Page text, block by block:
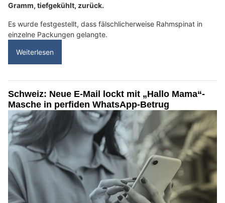
Gramm, tiefgekühlt, zurück.
Es wurde festgestellt, dass fälschlicherweise Rahmspinat in
einzelne Packungen gelangte.
Weiterlesen
Schweiz: Neue E-Mail lockt mit „Hallo Mama“-
Masche in perfiden WhatsApp-Betrug